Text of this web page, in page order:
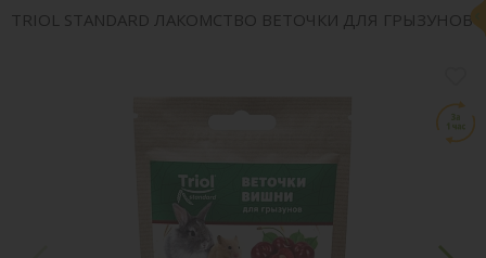
ТRIOL STANDARD ЛАКОМСТВО ВЕТОЧКИ ДЛЯ ГРЫЗУНОВ